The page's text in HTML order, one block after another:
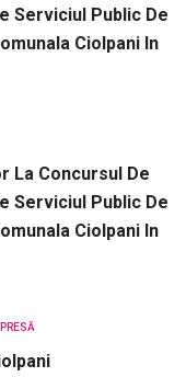
Serviciul Public De
Ciolpani In
La Concursul De
Serviciul Public De
Ciolpani In